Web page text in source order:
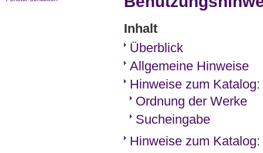
Inhalt
Überblick
Allgemeine Hinweise
Hinweise zum
Ordnung der Werke
Sucheingabe
Hinweise zum